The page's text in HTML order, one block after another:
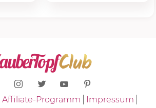
Affiliate-Programm
Impressum